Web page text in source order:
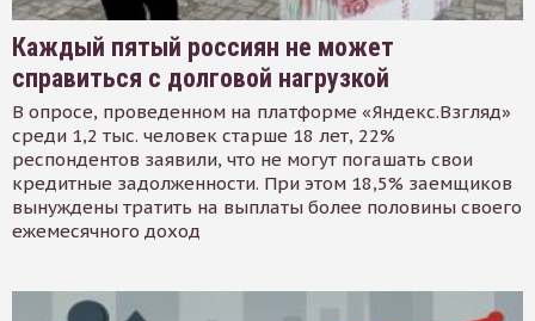
Каждый пятый россиян не может
справиться с долговой нагрузкой
В опросе, проведенном на платформе «Яндекс.Взгляд»
среди 1,2 тыс. человек старше 18 лет, 22%
респондентов заявили, что не могут погашать свои
кредитные задолженности. При этом 18,5% заемщиков
вынуждены тратить на выплаты более половины своего
ежемесячного доход